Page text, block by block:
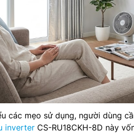
các mẹo sử dụng, người dùng
inverter CS-RU18CKH-8D này